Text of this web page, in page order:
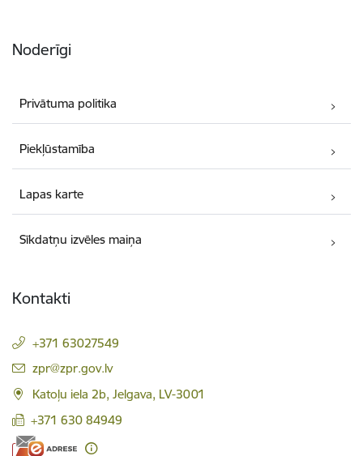
Noderīgi
Privātuma politika
Piekļūstamība
Lapas karte
Sīkdatņu izvēles maiņa
Kontakti
+371 63027549
E-pasts:
zpr@zpr.gov.lv
Katoļu iela 2b, Jelgava, LV-3001
+371 630 84949